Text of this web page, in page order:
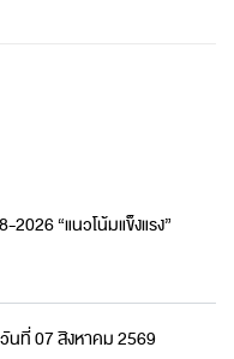
“แนวโน้มแข็งแรง”
นที่ 07 สิงหาคม 2569